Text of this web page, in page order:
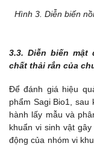
Hình 3. Diễn biến
3.3. Diễn biến mật
chất thải rắn của
Để đánh giá hiệu
phẩm Sagi Bio1, sau
hành lấy mẫu và
khuẩn vi sinh vật
động của nhóm vi